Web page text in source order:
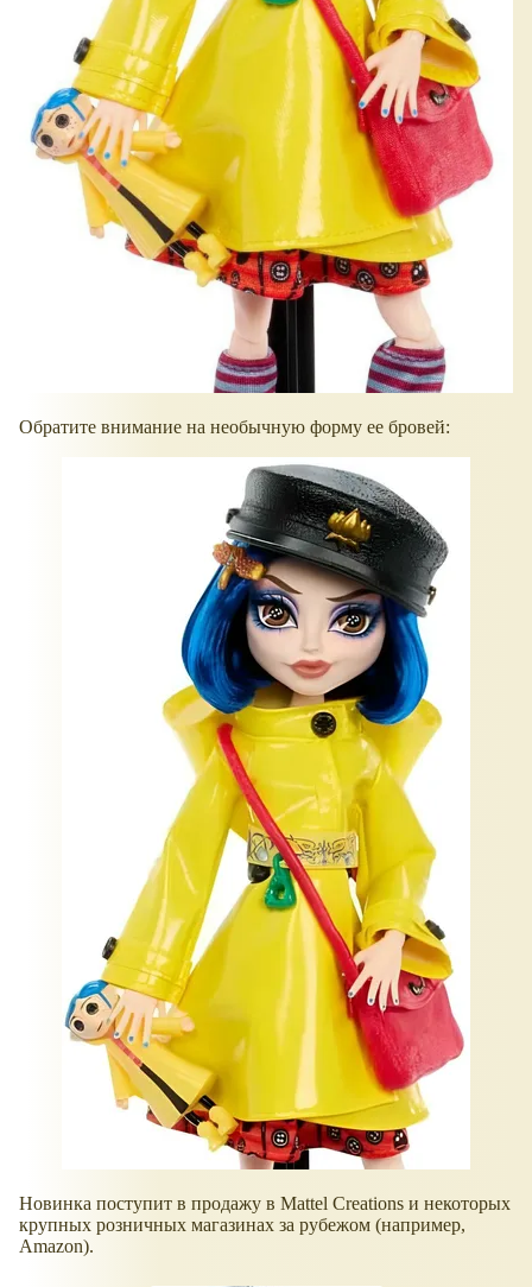
Обратите внимание на необычную форму ее бровей:
Новинка поступит в продажу в Mattel Creations и некоторых
крупных розничных магазинах за рубежом (например,
Amazon).